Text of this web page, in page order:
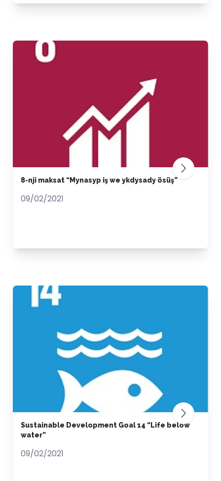
8-nji maksat “Mynasyp iş we ykdysady ösüş”
09/02/2021
Sustainable Development Goal 14 “Life below
water”
09/02/2021